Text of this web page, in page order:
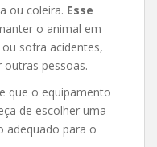
ou coleira. Esse
o animal em
sofra acidentes,
pessoas.
que o equipamento
de escolher uma
adequado para o